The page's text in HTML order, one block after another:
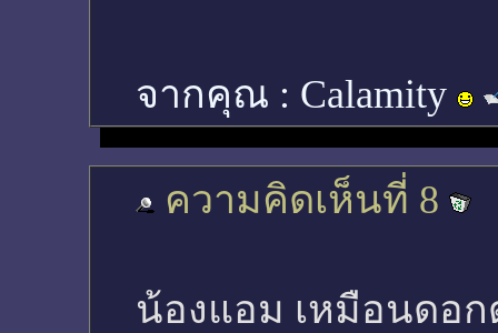
จากคุณ : Calamity
ความคิดเห็นที่ 8
น้องแอม เหมือนดอก